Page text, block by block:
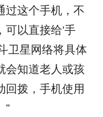
过这个手机，不
以直接给‘手
卫星网络将具体
会知道老人或孩
回拨，手机使用
”